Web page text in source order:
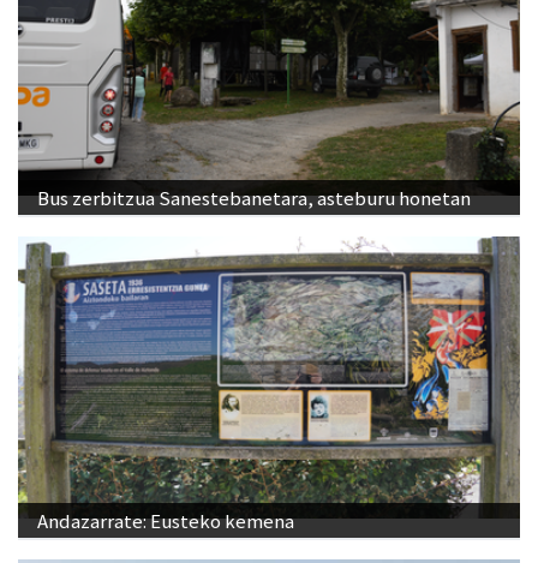
Bus zerbitzua Sanestebanetara, asteburu honetan
Andazarrate: Eusteko kemena